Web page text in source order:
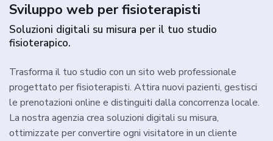
Sviluppo web per fisioterapisti
Soluzioni digitali su misura per il tuo studio
fisioterapico.
Trasforma il tuo studio con un sito web professionale
progettato per fisioterapisti. Attira nuovi pazienti, gestisci
le prenotazioni online e distinguiti dalla concorrenza locale.
La nostra agenzia crea soluzioni digitali su misura,
ottimizzate per convertire ogni visitatore in un cliente